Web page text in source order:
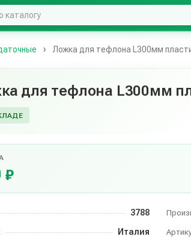
Ложка для тефлона L300мм
для тефлона L300мм
₽
3788
Италия